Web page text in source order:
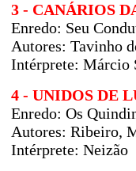
3 - CANÁRIOS
Enredo: Seu
Autores: Tavinho
Intérprete: Márcio
4 - UNIDOS DE
Enredo: Os
Autores: Ribeiro,
Intérprete: Neizão